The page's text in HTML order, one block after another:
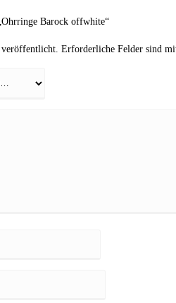
Barock offwhite“
Erforderliche Felder sind